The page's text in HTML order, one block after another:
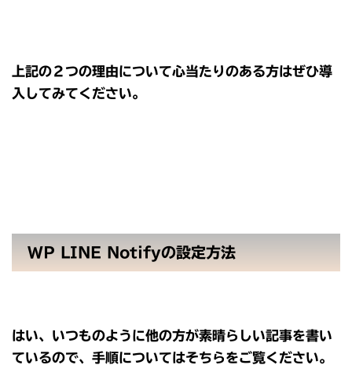
上記の２つの理由について心当たりのある方はぜひ導
入してみてください。
WP LINE Notifyの設定方法
はい、いつものように他の方が素晴らしい記事を書い
ているので、手順についてはそちらをご覧ください。